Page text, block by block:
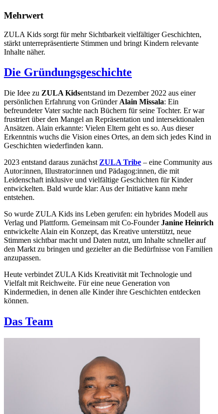
Mehrwert
ZULA Kids sorgt für mehr Sichtbarkeit vielfältiger Geschichten,
stärkt unterrepräsentierte Stimmen und bringt Kindern relevante
Inhalte näher.
Die Gründungsgeschichte
Die Idee zu ZULA Kidsentstand im Dezember 2022 aus einer
persönlichen Erfahrung von Gründer Alain Missala: Ein
befreundeter Vater suchte nach Büchern für seine Tochter. Er war
frustriert über den Mangel an Repräsentation und intersektionalen
Ansätzen. Alain erkannte: Vielen Eltern geht es so. Aus dieser
Erkenntnis wuchs die Vision eines Ortes, an dem sich jedes Kind in
Geschichten wiederfinden kann.
2023 entstand daraus zunächst ZULA Tribe – eine Community aus
Autor:innen, Illustrator:innen und Pädagog:innen, die mit
Leidenschaft inklusive und vielfältige Geschichten für Kinder
entwickelten. Bald wurde klar: Aus der Initiative kann mehr
entstehen.
So wurde ZULA Kids ins Leben gerufen: ein hybrides Modell aus
Verlag und Plattform. Gemeinsam mit Co-FounderJanine Heinrich
entwickelte Alain ein Konzept, das Kreative unterstützt, neue
Stimmen sichtbar macht und Daten nutzt, um Inhalte schneller auf
den Markt zu bringen und gezielter an die Bedürfnisse von Familien
anzupassen.
Heute verbindet ZULA Kids Kreativität mit Technologie und
Vielfalt mit Reichweite. Für eine neue Generation von
Kindermedien, in denen alle Kinder ihre Geschichten entdecken
können.
Das Team